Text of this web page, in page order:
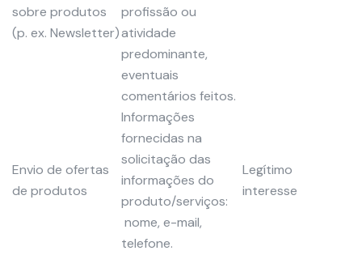
sobre produtos
(p. ex. Newsletter)
profissão ou
atividade
predominante,
eventuais
comentários feitos.
Envio de ofertas
de produtos
Informações
fornecidas na
solicitação das
informações do
produto/serviços:
nome, e-mail,
telefone.
Legítimo
interesse